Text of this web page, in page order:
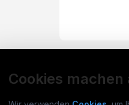
Cookies